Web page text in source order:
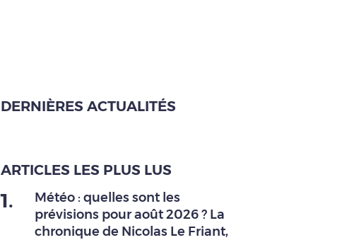
DERNIÈRES ACTUALITÉS
ARTICLES LES PLUS LUS
1.
Météo : quelles sont les
prévisions pour août 2026 ? La
chronique de Nicolas Le Friant,